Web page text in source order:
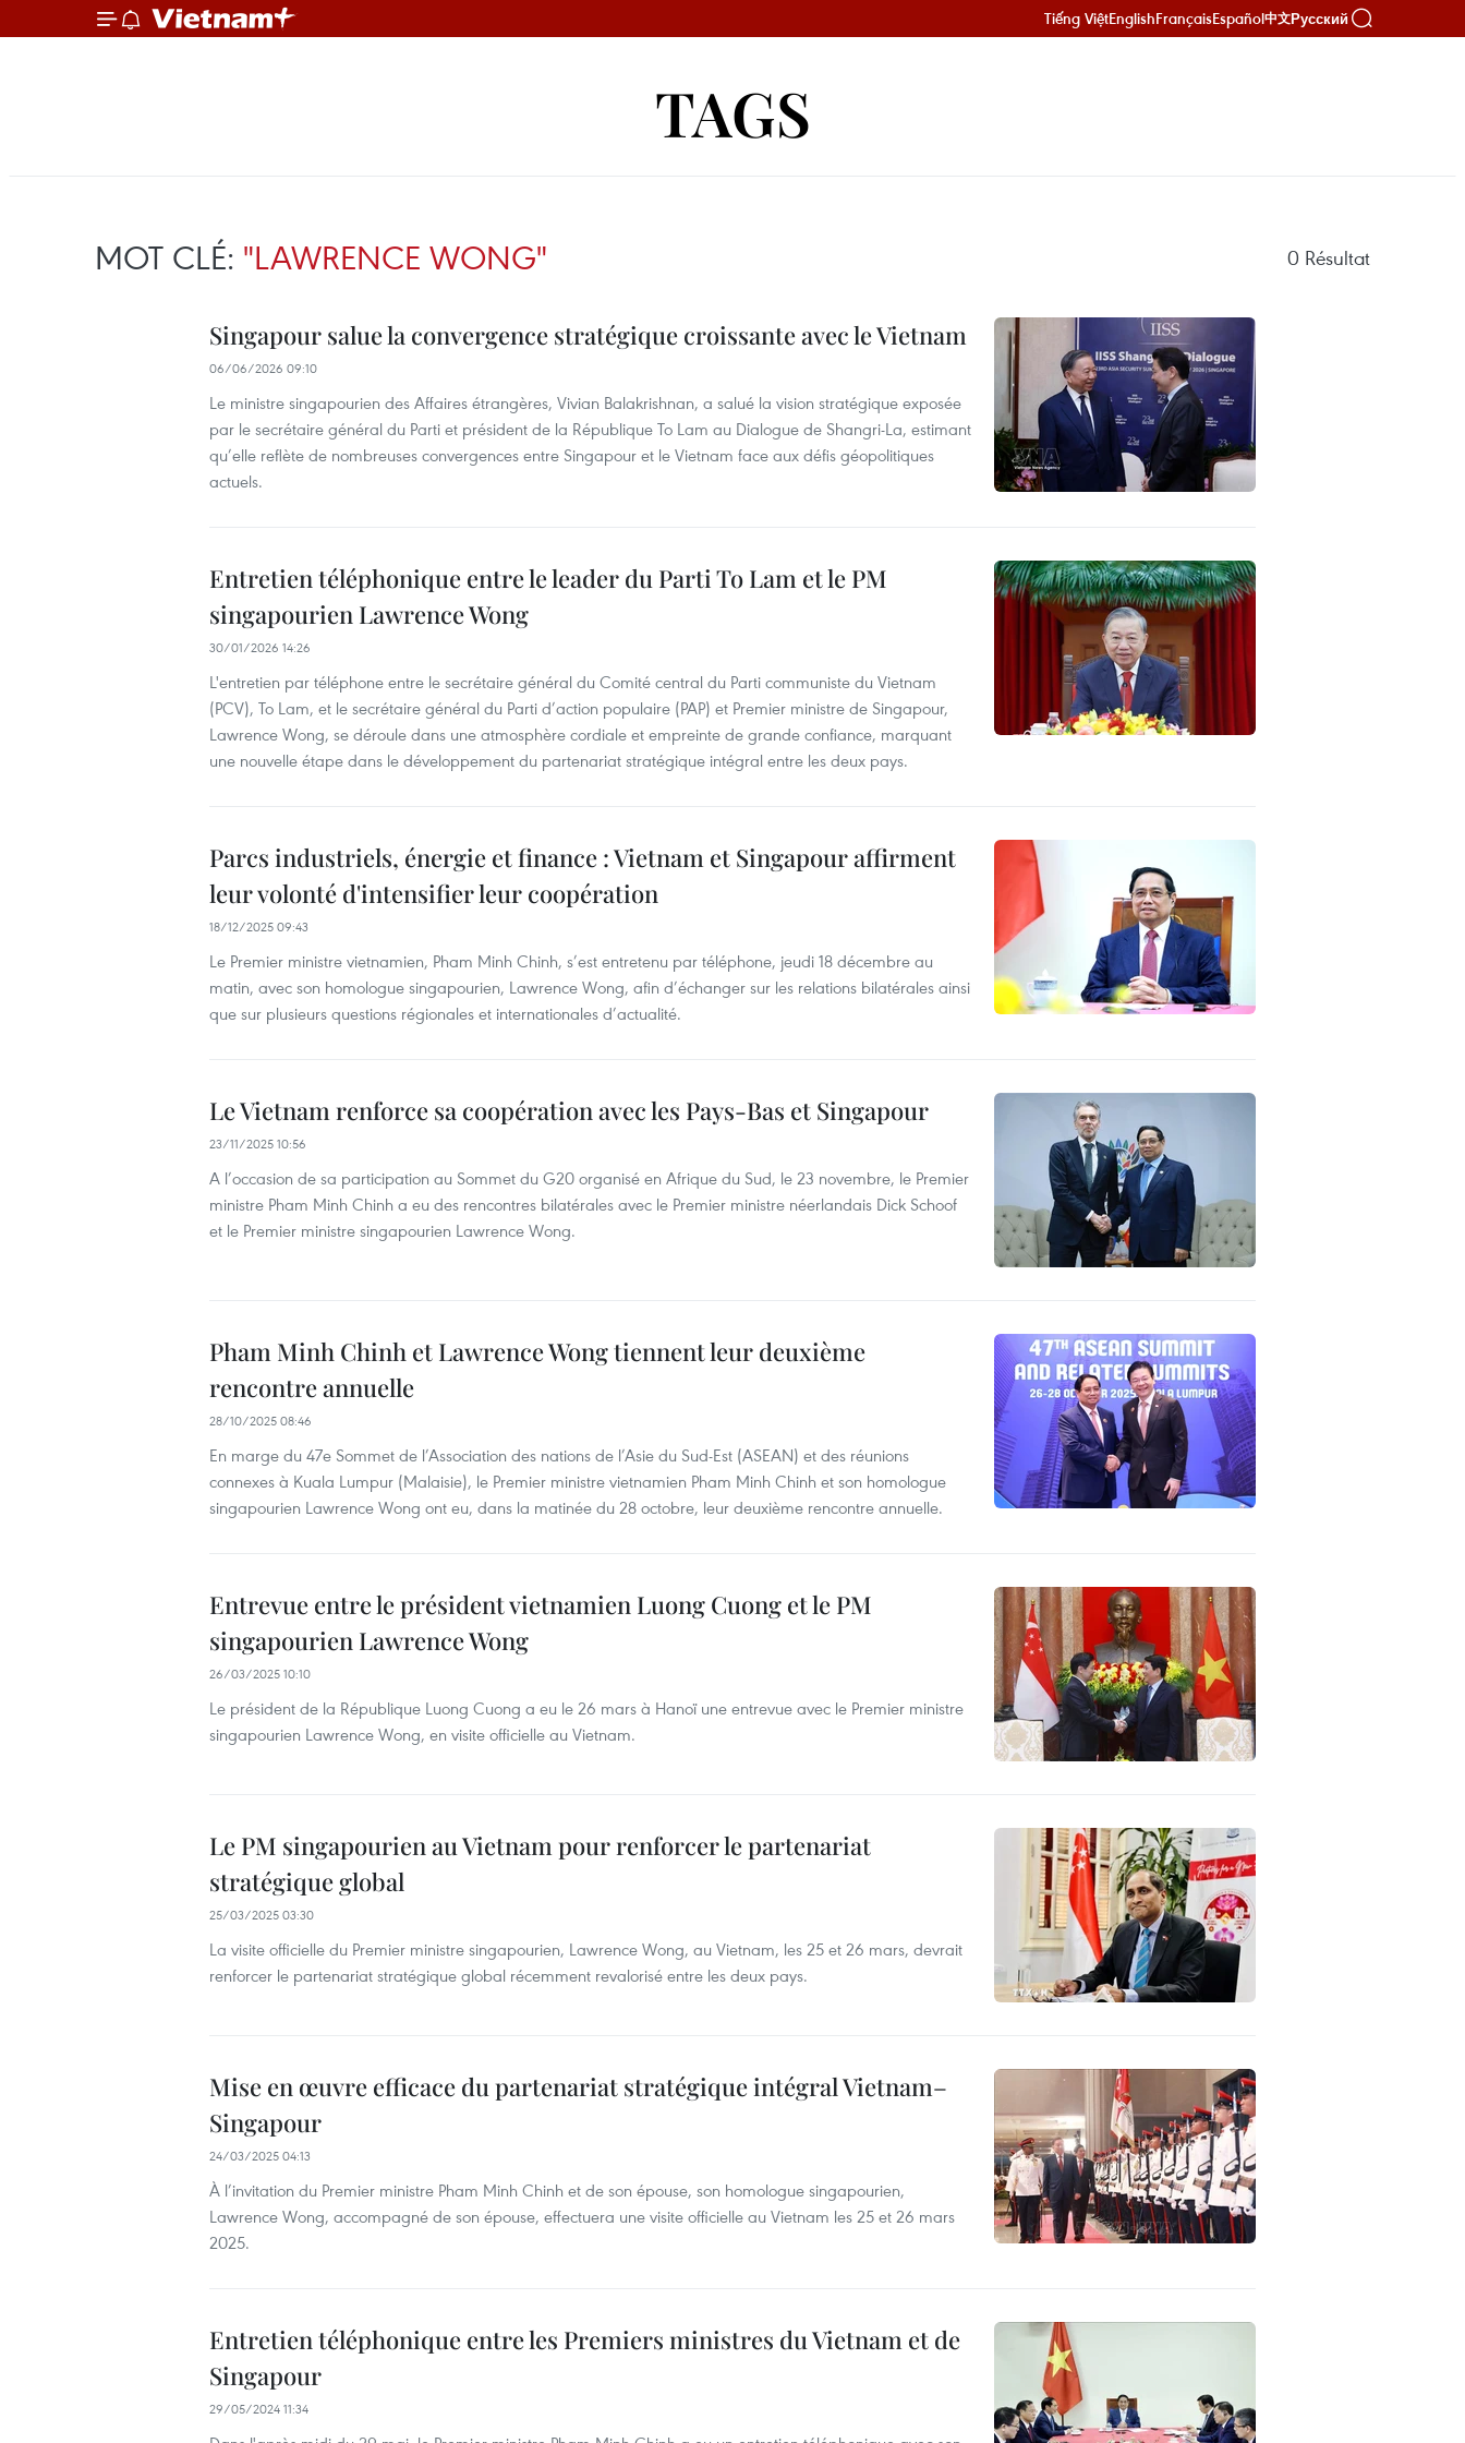
Tiếng ViệtEnglishFrançaisEspañol中文Русский
TAGS
MOT CLÉ: "LAWRENCE WONG" 0 Résultat
Singapour salue la convergence stratégique croissante avec le Vietnam
06/06/2026 09:10
Le ministre singapourien des Affaires étrangères, Vivian Balakrishnan, a salué la vision stratégique exposée
par le secrétaire général du Parti et président de la République To Lam au Dialogue de Shangri-La, estimant
qu’elle reflète de nombreuses convergences entre Singapour et le Vietnam face aux défis géopolitiques
actuels.
Entretien téléphonique entre le leader du Parti To Lam et le PM
singapourien Lawrence Wong
30/01/2026 14:26
L'entretien par téléphone entre le secrétaire général du Comité central du Parti communiste du Vietnam
(PCV), To Lam, et le secrétaire général du Parti d’action populaire (PAP) et Premier ministre de Singapour,
Lawrence Wong, se déroule dans une atmosphère cordiale et empreinte de grande confiance, marquant
une nouvelle étape dans le développement du partenariat stratégique intégral entre les deux pays.
Parcs industriels, énergie et finance : Vietnam et Singapour affirment
leur volonté d'intensifier leur coopération
18/12/2025 09:43
Le Premier ministre vietnamien, Pham Minh Chinh, s’est entretenu par téléphone, jeudi 18 décembre au
matin, avec son homologue singapourien, Lawrence Wong, afin d’échanger sur les relations bilatérales ainsi
que sur plusieurs questions régionales et internationales d’actualité.
Le Vietnam renforce sa coopération avec les Pays-Bas et Singapour
23/11/2025 10:56
A l’occasion de sa participation au Sommet du G20 organisé en Afrique du Sud, le 23 novembre, le Premier
ministre Pham Minh Chinh a eu des rencontres bilatérales avec le Premier ministre néerlandais Dick Schoof
et le Premier ministre singapourien Lawrence Wong.
Pham Minh Chinh et Lawrence Wong tiennent leur deuxième
rencontre annuelle
28/10/2025 08:46
En marge du 47e Sommet de l’Association des nations de l’Asie du Sud-Est (ASEAN) et des réunions
connexes à Kuala Lumpur (Malaisie), le Premier ministre vietnamien Pham Minh Chinh et son homologue
singapourien Lawrence Wong ont eu, dans la matinée du 28 octobre, leur deuxième rencontre annuelle.
Entrevue entre le président vietnamien Luong Cuong et le PM
singapourien Lawrence Wong
26/03/2025 10:10
Le président de la République Luong Cuong a eu le 26 mars à Hanoï une entrevue avec le Premier ministre
singapourien Lawrence Wong, en visite officielle au Vietnam.
Le PM singapourien au Vietnam pour renforcer le partenariat
stratégique global
25/03/2025 03:30
La visite officielle du Premier ministre singapourien, Lawrence Wong, au Vietnam, les 25 et 26 mars, devrait
renforcer le partenariat stratégique global récemment revalorisé entre les deux pays.
Mise en œuvre efficace du partenariat stratégique intégral Vietnam–
Singapour
24/03/2025 04:13
À l’invitation du Premier ministre Pham Minh Chinh et de son épouse, son homologue singapourien,
Lawrence Wong, accompagné de son épouse, effectuera une visite officielle au Vietnam les 25 et 26 mars
2025.
Entretien téléphonique entre les Premiers ministres du Vietnam et de
Singapour
29/05/2024 11:34